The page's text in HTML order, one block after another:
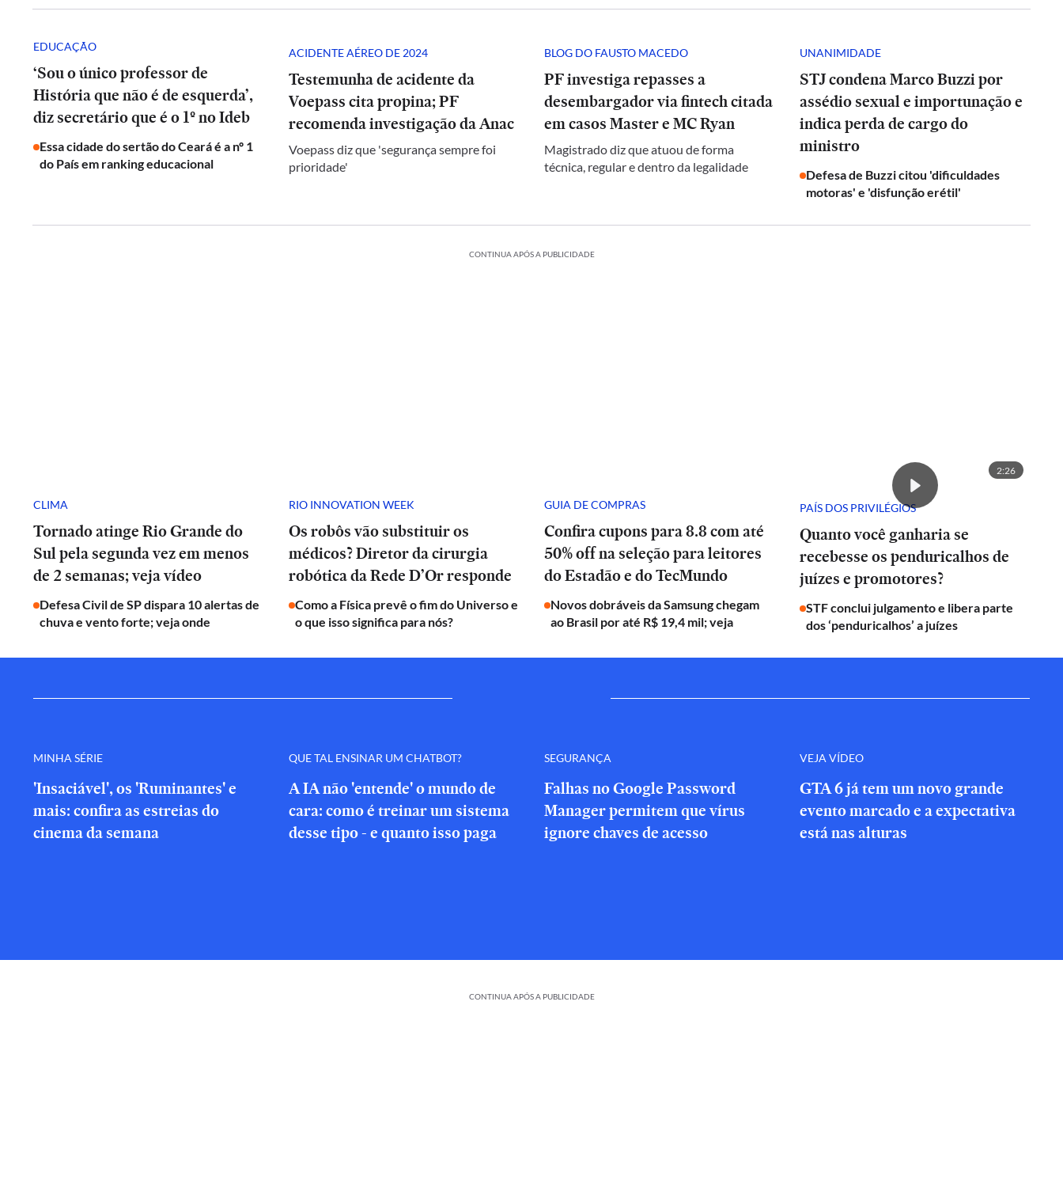
EDUCAÇÃO
‘Sou o único professor de
História que não é de esquerda’,
diz secretário que é o 1º no Ideb
Essa cidade do sertão do Ceará é a nº 1
do País em ranking educacional
ACIDENTE AÉREO DE 2024
Testemunha de acidente da
Voepass cita propina; PF
recomenda investigação da Anac
Voepass diz que 'segurança sempre foi
prioridade'
BLOG DO FAUSTO MACEDO
PF investiga repasses a
desembargador via fintech citada
em casos Master e MC Ryan
Magistrado diz que atuou de forma
técnica, regular e dentro da legalidade
UNANIMIDADE
STJ condena Marco Buzzi por
assédio sexual e importunação e
indica perda de cargo do
ministro
Defesa de Buzzi citou 'dificuldades
motoras' e 'disfunção erétil'
CONTINUA APÓS A PUBLICIDADE
CLIMA
Tornado atinge Rio Grande do
Sul pela segunda vez em menos
de 2 semanas; veja vídeo
Defesa Civil de SP dispara 10 alertas de
chuva e vento forte; veja onde
RIO INNOVATION WEEK
Os robôs vão substituir os
médicos? Diretor da cirurgia
robótica da Rede D’Or responde
Como a Física prevê o fim do Universo e
o que isso significa para nós?
GUIA DE COMPRAS
Confira cupons para 8.8 com até
50% off na seleção para leitores
do Estadão e do TecMundo
Novos dobráveis da Samsung chegam
ao Brasil por até R$ 19,4 mil; veja
2:26
PAÍS DOS PRIVILÉGIOS
Quanto você ganharia se
recebesse os penduricalhos de
juízes e promotores?
STF conclui julgamento e libera parte
dos ‘penduricalhos’ a juízes
MINHA SÉRIE
'Insaciável', os 'Ruminantes' e
mais: confira as estreias do
cinema da semana
QUE TAL ENSINAR UM CHATBOT?
A IA não 'entende' o mundo de
cara: como é treinar um sistema
desse tipo - e quanto isso paga
SEGURANÇA
Falhas no Google Password
Manager permitem que vírus
ignore chaves de acesso
VEJA VÍDEO
GTA 6 já tem um novo grande
evento marcado e a expectativa
está nas alturas
CONTINUA APÓS A PUBLICIDADE